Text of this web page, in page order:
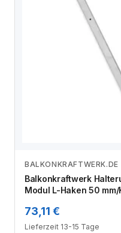
Zum
BALKONKRAFTWERK.DE
Balkonkraftwerk
Modul L-Haken 50
73,11 €
Lieferzeit 13-15 Tage